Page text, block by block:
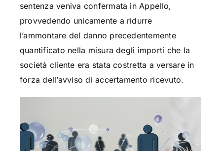
sentenza veniva confermata in Appello,
provvedendo unicamente a ridurre
l’ammontare del danno precedentemente
quantificato nella misura degli importi che la
società cliente era stata costretta a versare in
forza dell’avviso di accertamento ricevuto.